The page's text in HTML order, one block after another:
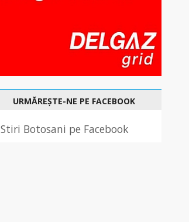
URMĂREȘTE-NE PE FACEBOOK
Stiri Botosani pe Facebook